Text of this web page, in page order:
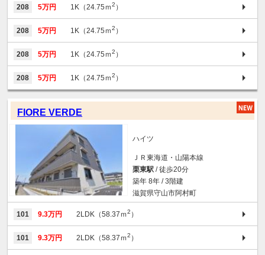
208 5万円 1K（24.75ｍ2 ）
208 5万円 1K（24.75ｍ2 ）
208 5万円 1K（24.75ｍ2 ）
208 5万円 1K（24.75ｍ2 ）
FIORE VERDE
ハイツ
ＪＲ東海道・山陽本線
栗東駅 / 徒歩20分
築年 8年 / 3階建
滋賀県守山市阿村町
101 9.3万円 2LDK（58.37ｍ2 ）
101 9.3万円 2LDK（58.37ｍ2 ）